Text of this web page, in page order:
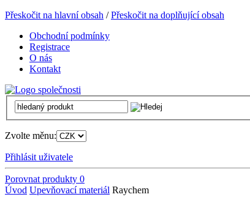
Přeskočit na hlavní obsah /Přeskočit na doplňující obsah
Obchodní podmínky
Registrace
O nás
Kontakt
Zvolte měnu:
Přihlásit uživatele
Porovnat produkty 0
Úvod Upevňovací materiál Raychem